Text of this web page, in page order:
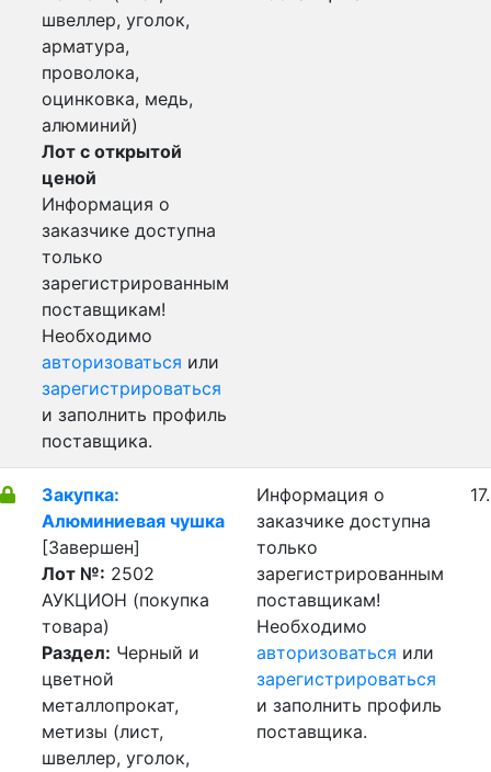
швеллер, уголок,
арматура,
проволока,
оцинковка, медь,
алюминий)
Лот с открытой
ценой
Информация о
заказчике доступна
только
зарегистрированным
поставщикам!
Необходимо
авторизоваться или
зарегистрироваться
и заполнить профиль
поставщика.
Закупка:
Алюминиевая чушка
[Завершен]
Лот №: 2502
АУКЦИОН (покупка
товара)
Раздел: Черный и
цветной
металлопрокат,
метизы (лист,
швеллер, уголок,
Информация о
заказчике доступна
только
зарегистрированным
поставщикам!
Необходимо
авторизоваться или
зарегистрироваться
и заполнить профиль
поставщика.